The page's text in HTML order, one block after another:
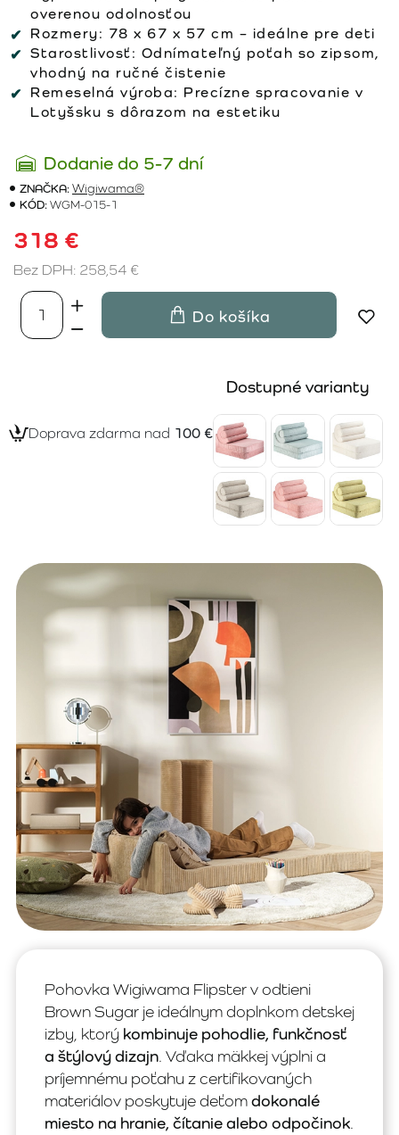
overenou odolnosťou
Rozmery: 78 x 67 x 57 cm – ideálne pre deti
Starostlivosť: Odnímateľný poťah so zipsom,
vhodný na ručné čistenie
Remeselná výroba: Precízne spracovanie v
Lotyšsku s dôrazom na estetiku
Dodanie do 5-7 dní
ZNAČKA:Wigiwama®
KÓD:WGM-015-1
318 €
Bez DPH: 258,54 €
Do košíka
Doprava zdarma nad 100 €
Dostupné varianty
Pohovka Wigiwama Flipster v odtieni
Brown Sugar je ideálnym doplnkom detskej
izby, ktorý kombinuje pohodlie, funkčnosť
a štýlový dizajn. Vďaka mäkkej výplni a
príjemnému poťahu z certifikovaných
materiálov poskytuje deťomdokonalé
miesto na hranie, čítanie alebo odpočinok.